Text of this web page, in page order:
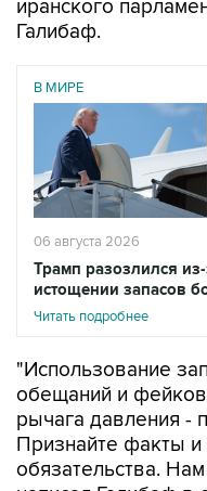
иранского
Галибаф.
В МИРЕ
06 августа 2026
Трамп разозлился
истощении запасов
Читать подробнее
"Использование
обещаний и
рычага давления -
Признайте факты
обязательства.